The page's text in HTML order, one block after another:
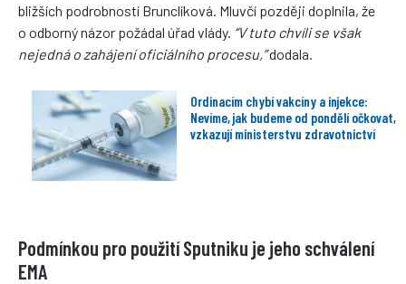
bližších podrobností Brunclíková. Mluvčí později doplnila, že
o odborný názor požádal úřad vlády. “V tuto chvíli se však
nejedná o zahájení oficiálního procesu,”dodala.
Ordinacím chybí vakcíny a injekce:
Nevíme, jak budeme od pondělí očkovat,
vzkazují ministerstvu zdravotnictví
Podmínkou pro použití Sputniku je jeho schválení
EMA